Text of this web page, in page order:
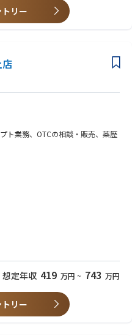
実しており、安心してキャリアを
店舗を展開しているため、ご自身
です
務や複数店舗のマネージャー業務
キャリアパスがあります。
リー
ト業務、OTCの相談・販売、薬歴
暇、シフト勤務制による残業削
やすい環境です
、安定した経営基盤を持っている
を異動するだけでスムーズに新
実しており、安心してキャリアを
想定年収 419 万円 ~ 743 万円
リー